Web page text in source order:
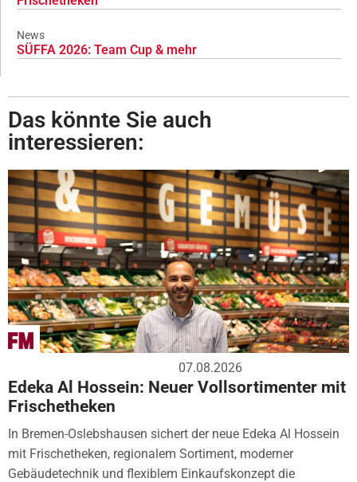
News
SÜFFA 2026: Team Cup & mehr
Das könnte Sie auch
interessieren:
07.08.2026
Edeka Al Hossein: Neuer Vollsortimenter mit
Frischetheken
In Bremen-Oslebshausen sichert der neue Edeka Al Hossein
mit Frischetheken, regionalem Sortiment, moderner
Gebäudetechnik und flexiblem Einkaufskonzept die